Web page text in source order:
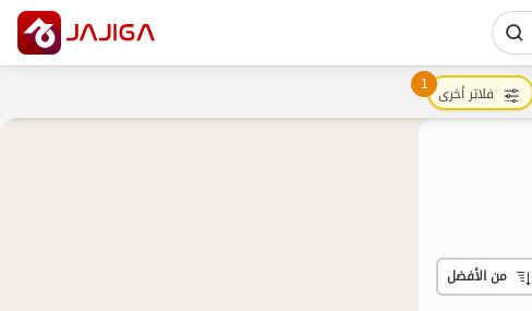
من الأفضل
1 فلاتر أخرى